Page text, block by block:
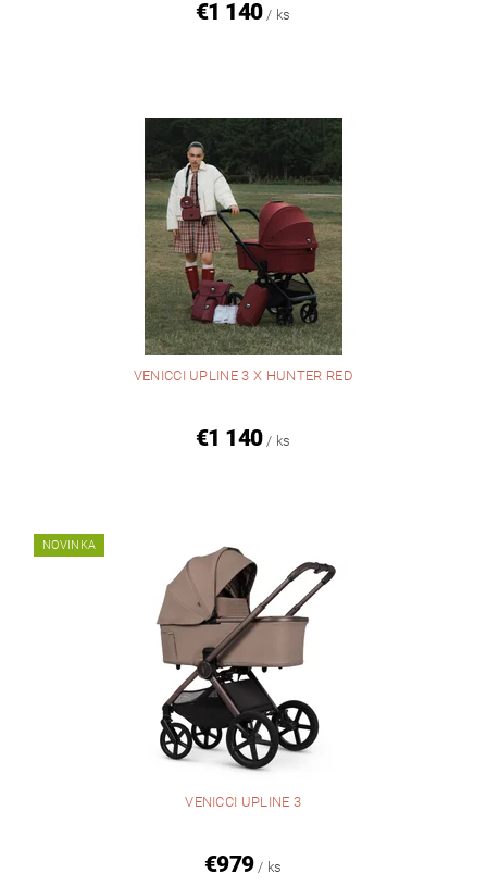
€1 140 / ks
VENICCI UPLINE 3 X HUNTER RED
€1 140 / ks
NOVINKA
VENICCI UPLINE 3
€979 / ks